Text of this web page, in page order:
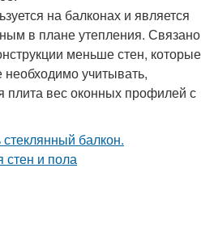
на балконах и является
в плане утепления. Связано
меньше стен, которые
необходимо учитывать,
плита вес оконных профилей с